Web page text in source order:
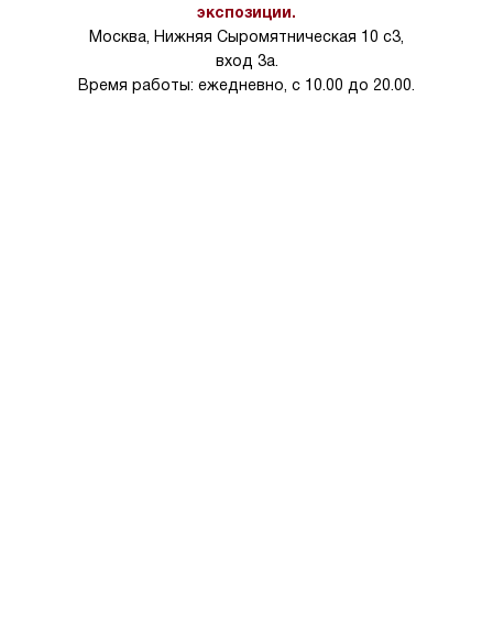
экспозиции.
Москва, Нижняя Сыромятническая 10 с3,
вход 3а.
Время работы: ежедневно, с 10.00 до 20.00.